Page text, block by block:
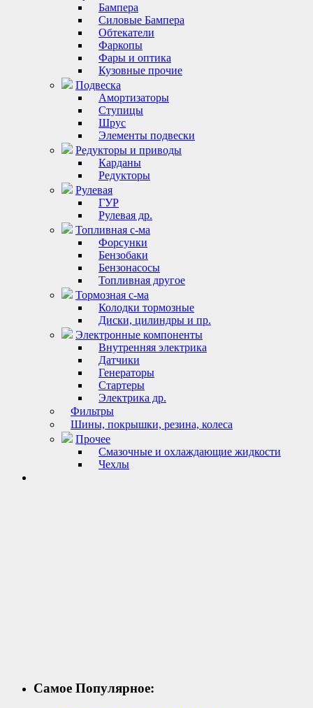
Бампера
Силовые Бампера
Обтекатели
Фаркопы
Фары и оптика
Кузовные прочие
Подвеска
Амортизаторы
Ступицы
Шрус
Элементы подвески
Редукторы и приводы
Карданы
Редукторы
Рулевая
ГУР
Рулевая др.
Топливная с-ма
Форсунки
Бензобаки
Бензонасосы
Топливная другое
Тормозная с-ма
Колодки тормозные
Диски, цилиндры и пр.
Электронные компоненты
Внутренняя электрика
Датчики
Генераторы
Стартеры
Электрика др.
Фильтры
Шины, покрышки, резина, колеса
Прочее
Смазочные и охлаждающие жидкости
Чехлы
Самое Популярное: